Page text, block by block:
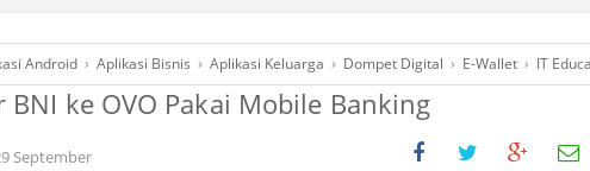
Android › Aplikasi Bisnis › Aplikasi Keluarga › Dompet Digital › E-Wallet › IT
BNI ke OVO Pakai Mobile Banking
September